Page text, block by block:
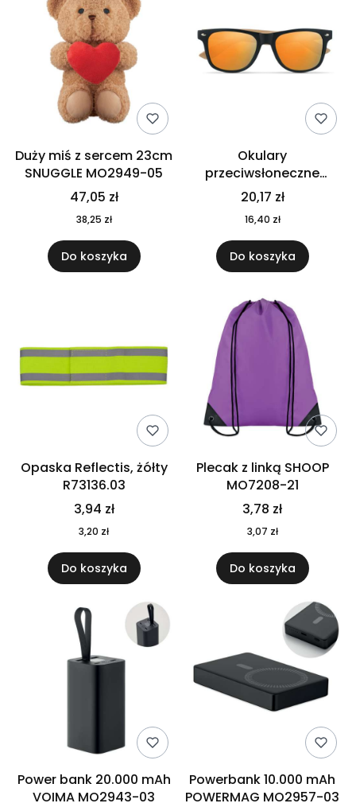
Duży miś z sercem 23cm
SNUGGLE MO2949-05
47,05 zł
38,25 zł
Do koszyka
Okulary
przeciwsłoneczne
CALIFORNIA TOUCH
MO9617-10
20,17 zł
16,40 zł
Do koszyka
Opaska Reflectis, żółty
R73136.03
3,94 zł
3,20 zł
Do koszyka
Plecak z linką SHOOP
MO7208-21
3,78 zł
3,07 zł
Do koszyka
Power bank 20.000 mAh
VOIMA MO2943-03
Powerbank 10.000 mAh
POWERMAG MO2957-03